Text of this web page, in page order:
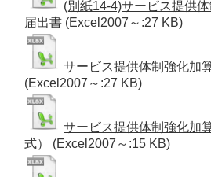
(別紙14-4)サービス提供
届出書 (Excel2007～:27 KB)
サービス提供体制強化加
(Excel2007～:27 KB)
サービス提供体制強化加
式）
(Excel2007～:15 KB)